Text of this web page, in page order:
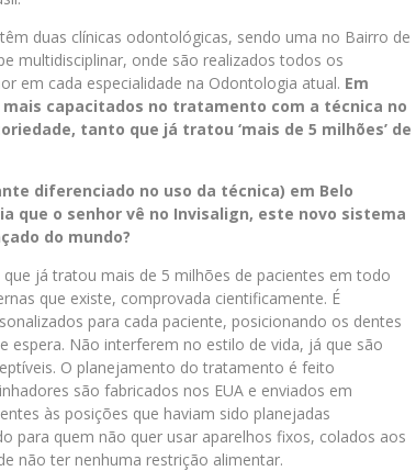
têm duas clínicas odontológicas, sendo uma no Bairro de
multidisciplinar, onde são realizados todos os
em cada especialidade na Odontologia atual. Em
capacitados no tratamento com a técnica no
tanto que já tratou ‘mais de 5 milhões’ de
diferenciado no uso da técnica) em Belo
que o senhor vê no Invisalign, este novo sistema
do mundo?
já tratou mais de 5 milhões de pacientes em todo
que existe, comprovada cientificamente. É
para cada paciente, posicionando os dentes
espera. Não interferem no estilo de vida, já que são
O planejamento do tratamento é feito
são fabricados nos EUA e enviados em
às posições que haviam sido planejadas
para quem não quer usar aparelhos fixos, colados aos
não ter nenhuma restrição alimentar.